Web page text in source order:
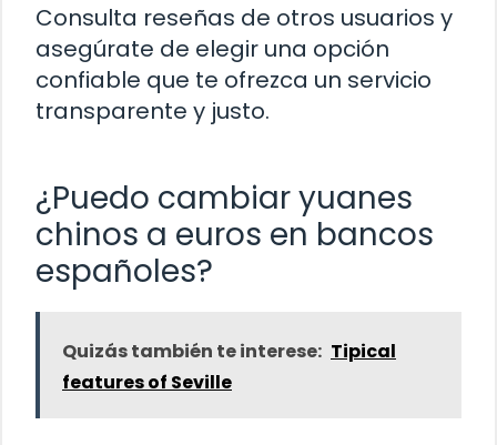
Consulta reseñas de otros usuarios y
asegúrate de elegir una opción
confiable que te ofrezca un servicio
transparente y justo.
¿Puedo cambiar yuanes
chinos a euros en bancos
españoles?
Quizás también te interese: Tipical
features of Seville